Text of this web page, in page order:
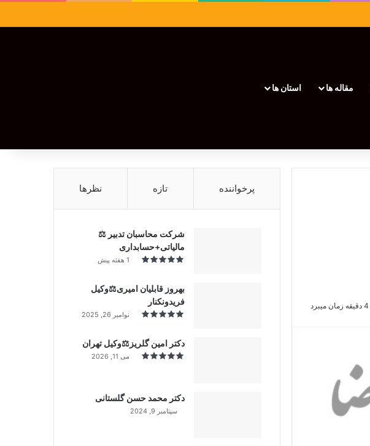
مقاله ها استان ها
پرخواننده تازه نظرها
شرکت محاسبان تدبیر ⚖️
مالیاتی+حسابداری
1 هفته پیش
بهروز قابلیان امیری⚖️وکیل
فریدونکنار
نوامبر 26, 2025
دکتر امین گلریز⚖️وکیل تهران
می 11, 2026
دکتر محمد حسن گلستانی
سپتامبر 9, 2024